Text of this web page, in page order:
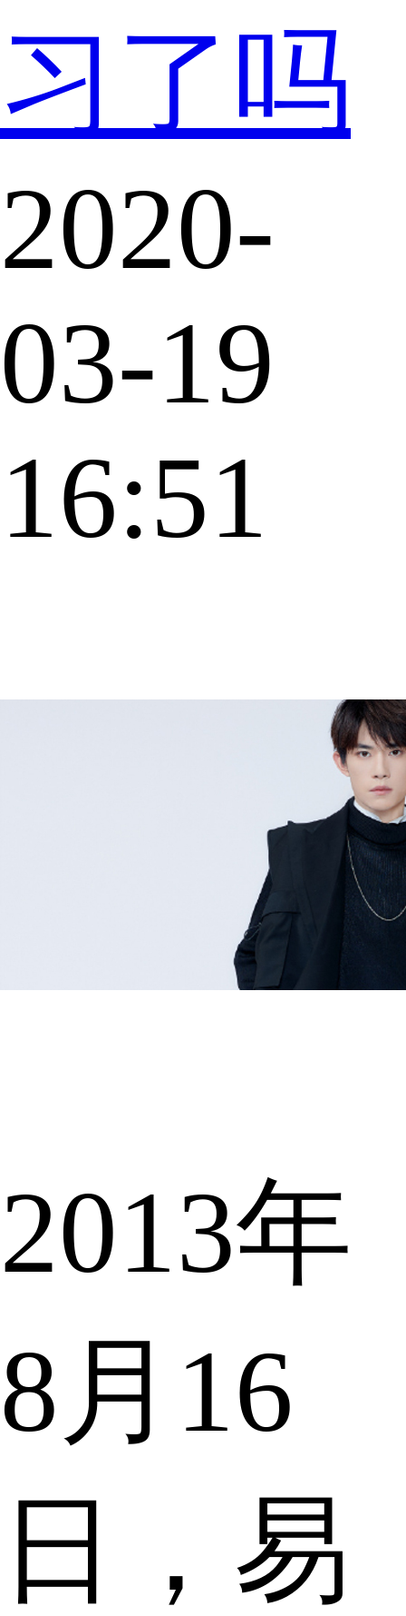
习了吗
2020-
03-19
16:51
2013年
8月16
日，易